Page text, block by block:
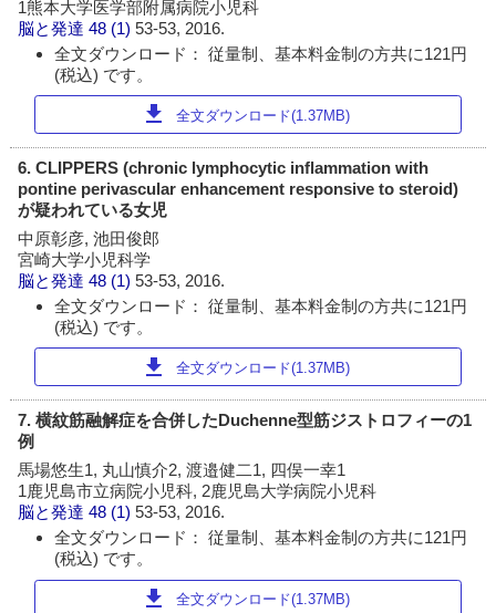
1熊本大学医学部附属病院小児科
脳と発達 48 (1)53-53, 2016.
全文ダウンロード： 従量制、基本料金制の方共に121円
(税込) です。
download 全文ダウンロード(1.37MB)
6. CLIPPERS (chronic lymphocytic inflammation with
pontine perivascular enhancement responsive to steroid)
が疑われている女児
中原彰彦, 池田俊郎
宮崎大学小児科学
脳と発達 48 (1)53-53, 2016.
全文ダウンロード： 従量制、基本料金制の方共に121円
(税込) です。
download 全文ダウンロード(1.37MB)
7. 横紋筋融解症を合併したDuchenne型筋ジストロフィーの1
例
馬場悠生1, 丸山慎介2, 渡邉健二1, 四俣一幸1
1鹿児島市立病院小児科, 2鹿児島大学病院小児科
脳と発達 48 (1)53-53, 2016.
全文ダウンロード： 従量制、基本料金制の方共に121円
(税込) です。
download 全文ダウンロード(1.37MB)